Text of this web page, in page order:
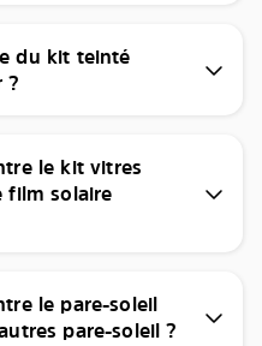
du kit teinté
?
le kit vitres
film solaire
le pare-soleil
pare-soleil ?